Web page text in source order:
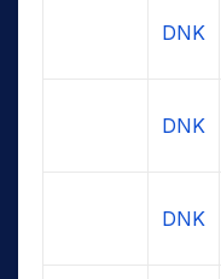
DNK
DNK
DNK